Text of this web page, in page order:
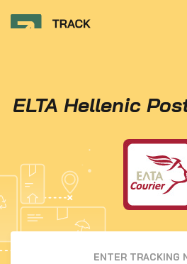
ELTA Hellenic
ENTER TRACKING